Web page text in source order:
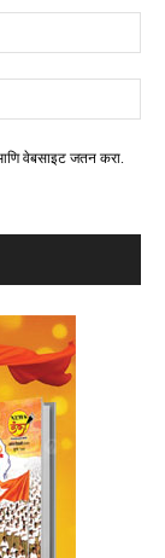
वेबसाइट जतन करा.